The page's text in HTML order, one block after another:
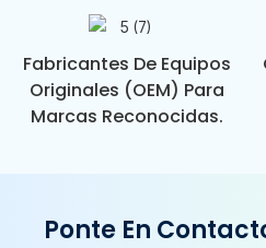
Fabricantes De Equipos
Originales (OEM) Para
Marcas Reconocidas.
Ponte En